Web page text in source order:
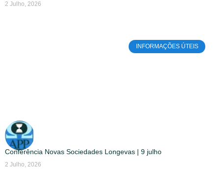
2 Julho, 2026
INFORMAÇÕES ÚTEIS
Conferência Novas Sociedades Longevas | 9 julho
2 Julho, 2026